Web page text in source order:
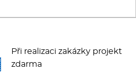
Při realizaci zakázky projekt
zdarma